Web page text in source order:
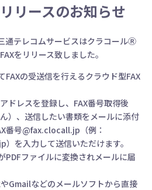
リースのお知らせ
通テレコムサービスはクラコールⓇ
をリリース致しました。
FAXの受送信を行えるクラウド型FAX
ドレスを登録し、FAX番号取得後
）、送信したい書類をメールに添付
番号@fax.clocall.jp（例：
）を入力して送信いただけます。
PDFファイルに変換されメールに届
Gmailなどのメールソフトから直接